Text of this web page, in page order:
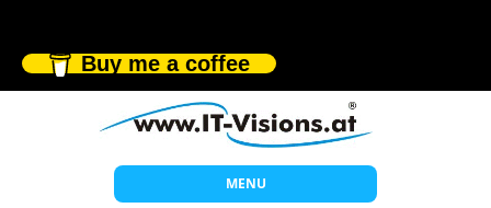
Buy me a coffee
MENU